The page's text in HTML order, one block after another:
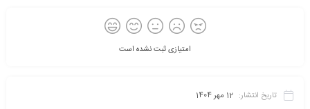
امتیازی ثبت نشده است
تاریخ انتشار: 12 مهر 1404